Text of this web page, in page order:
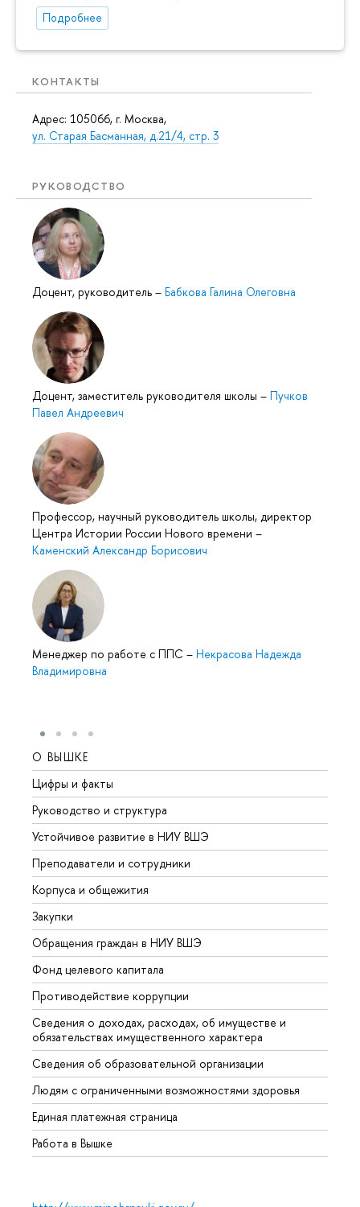
Подробнее
КОНТАКТЫ
Адрес: 105066, г. Москва,
ул. Старая Басманная, д.21/4, стр. 3
РУКОВОДСТВО
Доцент, руководитель – Бабкова Галина Олеговна
Доцент, заместитель руководителя школы – Пучков
Павел Андреевич
Профессор, научный руководитель школы, директор
Центра Истории России Нового времени –
Каменский Александр Борисович
Менеджер по работе с ППС – Некрасова Надежда
Владимировна
О ВЫШКЕ
Цифры и факты
Руководство и структура
Устойчивое развитие в НИУ ВШЭ
Преподаватели и сотрудники
Корпуса и общежития
Закупки
Обращения граждан в НИУ ВШЭ
Фонд целевого капитала
Противодействие коррупции
Сведения о доходах, расходах, об имуществе и
обязательствах имущественного характера
Сведения об образовательной организации
Людям с ограниченными возможностями здоровья
Единая платежная страница
Работа в Вышке